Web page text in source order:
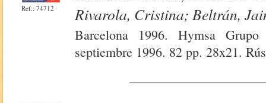
Ref.: 74712
Rivarola, Cristina; Beltrán,
Barcelona 1996. Hymsa
septiembre 1996. 82 pp. 28x21.